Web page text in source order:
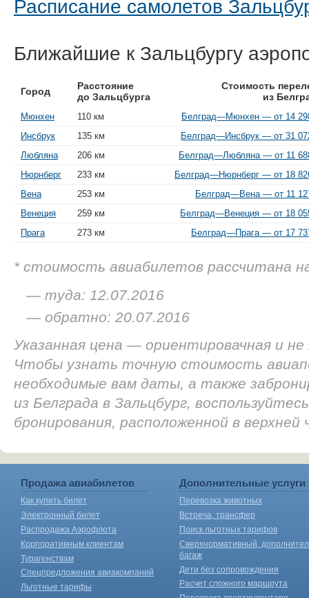
Расписание самолетов
Ближайшие к Зальцбургу
Город
Расстояние
до Зальцбурга
Стоимость
из
Мюнхен 110 км
Белград—Мюнхен — от 14
Инсбрук
135 км
Белград—Инсбрук — от 31
Любляна
206 км
Белград—Любляна — от 11
Нюрнберг
233 км
Белград—Нюрнберг — от 18
Вена
253 км
Белград—Вена — от 11
Венеция
259 км
Белград—Венеция — от 18
Прага
273 км Белград—Прага — от 17
* стоимость авиабилетов рассчитана
— туда: 12.07.2016
— обратно: 20.07.2016
Указанная цена — ориентировачная и
Чтобы узнать точную стоимость
необходимые вам даты, а также
из Белграда в Зальцбург,
бронирования, расположенной в
Продажа авиабилетов
Как купить билет
Электронный билет
Распродажа Аэрофлота
Корпоративным клиентам
Турагенствам
Спецпредложения авиакомпаний
Льготные тарифы
Дополнительные услуги
Перевозка животных
Встреча, трансфер
Поиск льготных тарифов
Сверхнормативный,
багаж
Дети без сопровождения
Расчет сложного маршрута